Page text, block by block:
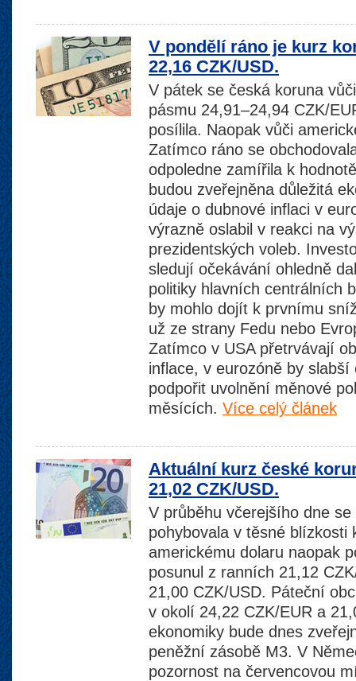
V pondělí ráno je kurz
22,16 CZK/USD.
V pátek se česká koruna
pásmu 24,91–24,94 CZK/
posílila. Naopak vůči
Zatímco ráno se
odpoledne zamířila k
budou zveřejněna důležitá
údaje o dubnové inflaci v
výrazně oslabil v reakci na
prezidentských voleb.
sledují očekávání ohledně
politiky hlavních centrálních
by mohlo dojít k prvnímu
už ze strany Fedu nebo
Zatímco v USA přetrvávají
inflace, v eurozóně by
podpořit uvolnění měnové
měsících. Více celý článek
Aktuální kurz české
21,02 CZK/USD.
V průběhu včerejšího dne
pohybovala v těsné blízkosti
americkému dolaru naopak
posunul z ranních 21,12
21,00 CZK/USD. Páteční
v okolí 24,22 CZK/EUR a
ekonomiky bude dnes
peněžní zásobě M3. V
pozornost na červencovou